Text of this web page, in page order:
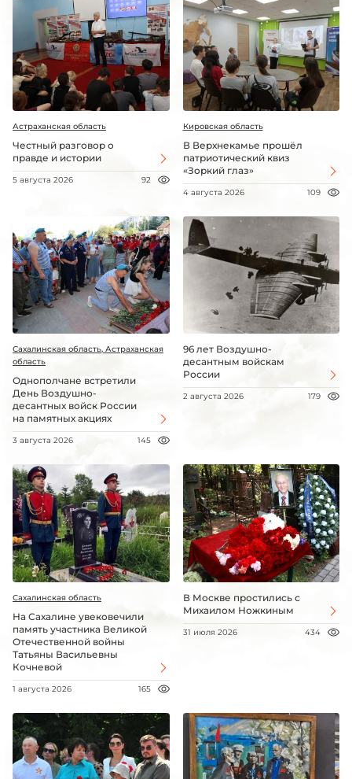
Астраханская область
Честный разговор о
правде и истории
5 августа 2026 92
Кировская область
В Верхнекамье прошёл
патриотический квиз
«Зоркий глаз»
4 августа 2026 109
Сахалинская область, Астраханская
область
Однополчане встретили
День Воздушно-
десантных войск России
на памятных акциях
3 августа 2026 145
96 лет Воздушно-
десантным войскам
России
2 августа 2026 179
Сахалинская область
На Сахалине увековечили
память участника Великой
Отечественной войны
Татьяны Васильевны
Кочневой
1 августа 2026 165
В Москве простились с
Михаилом Ножкиным
31 июля 2026 434